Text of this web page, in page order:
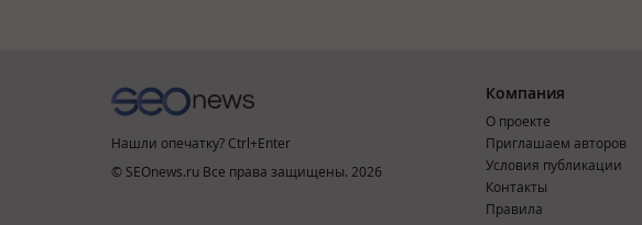
Нашли опечатку? Ctrl+Enter
© SEOnews.ru Все права защищены. 2026
Компания
О проекте
Приглашаем авторов
Условия публикации
Контакты
Правила